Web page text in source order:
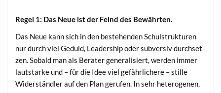
Regel 1: Das Neue ist der Feind des Bewährten.
Das Neue kann sich in den bestehen­den Schul­struk­tu­ren
nur durch viel Geduld, Lea­der­ship oder sub­ver­siv durch­set­
zen. Sobald man als Bera­ter gene­ra­li­siert, wer­den immer
laut­star­ke und – für die Idee viel gefähr­li­che­re – stil­le
Wider­ständ­ler auf den Plan geru­fen. In sehr hete­ro­ge­nen,